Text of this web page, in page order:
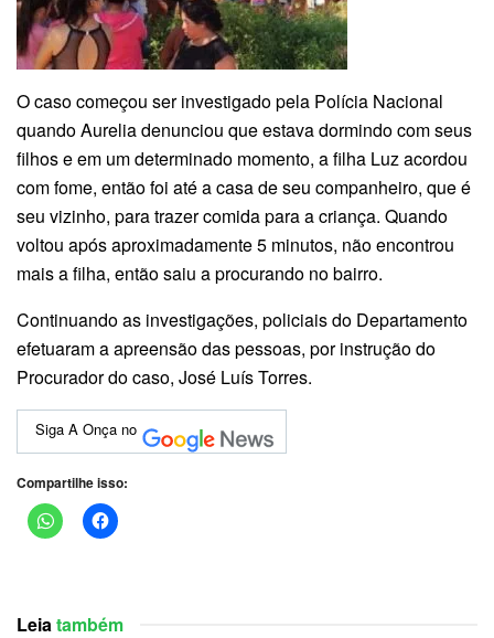
O caso começou ser investigado pela Polícia Nacional
quando Aurelia denunciou que estava dormindo com seus
filhos e em um determinado momento, a filha Luz acordou
com fome, então foi até a casa de seu companheiro, que é
seu vizinho, para trazer comida para a criança. Quando
voltou após aproximadamente 5 minutos, não encontrou
mais a filha, então saiu a procurando no bairro.
Continuando as investigações, policiais do Departamento
efetuaram a apreensão das pessoas, por instrução do
Procurador do caso, José Luís Torres.
Siga A Onça no
Compartilhe isso:
Leiatambém